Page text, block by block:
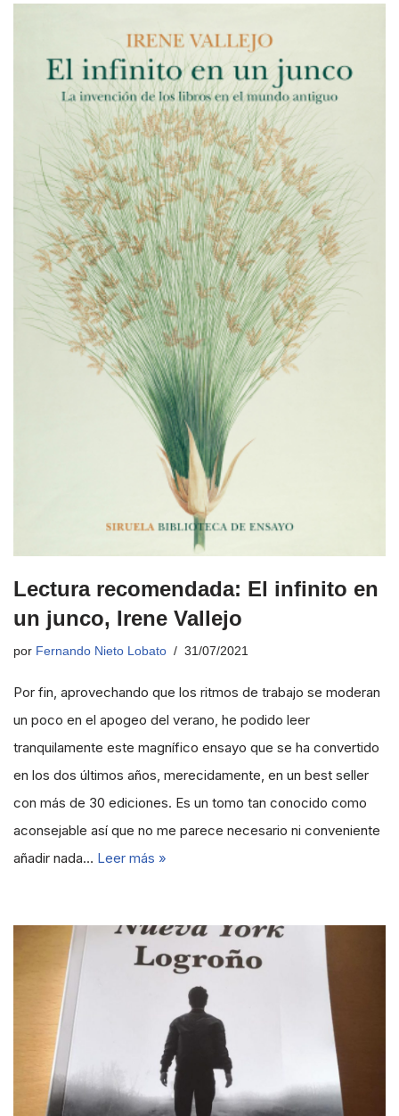
Lectura recomendada: El infinito en
un junco, Irene Vallejo
por Fernando Nieto Lobato 31/07/2021
Por fin, aprovechando que los ritmos de trabajo se moderan
un poco en el apogeo del verano, he podido leer
tranquilamente este magnífico ensayo que se ha convertido
en los dos últimos años, merecidamente, en un best seller
con más de 30 ediciones. Es un tomo tan conocido como
aconsejable así que no me parece necesario ni conveniente
añadir nada… Leer más »